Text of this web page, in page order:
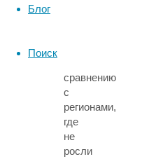
Блог
Поиск
сравнению
с
регионами,
где
не
росли